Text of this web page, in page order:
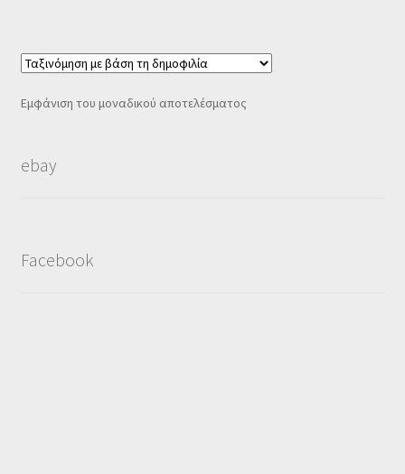
Εμφάνιση του μοναδικού αποτελέσματος
ebay
Facebook